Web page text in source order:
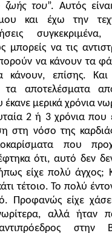
ζωής του”. Αυτός
και έχω την
συγκεκριμένα,
μπορείςνατις
να κάνουν τα
κάνουν, επίσης. Και
τα
αποτελέσματα
έκανε μερικά χρόνια
2 ή 3 χρόνια που
στη νόσοτης καρδιά
που
ότι, αυτό δεν
είχε πολύ άγχος;
τέτοιο.Το πολύ
. Προφανώς είχε
αλλά ήταν
στην